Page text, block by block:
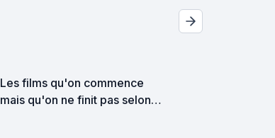
Les films qu'on commence
mais qu'on ne finit pas selon